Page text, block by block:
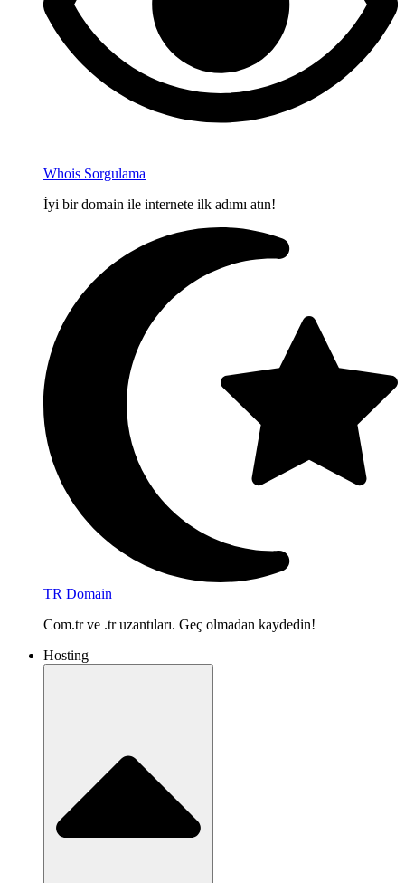
Whois Sorgulama
İyi bir domain ile internete ilk adımı atın!
TR Domain
Com.tr ve .tr uzantıları. Geç olmadan kaydedin!
Hosting